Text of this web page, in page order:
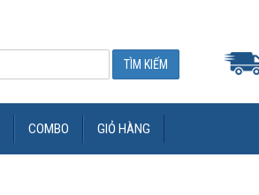
COMBO GIỎ HÀNG